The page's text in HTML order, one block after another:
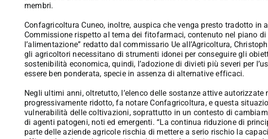
membri.
Confagricoltura Cuneo, inoltre, auspica che venga presto tradotto in
Commissione rispetto al tema dei fitofarmaci, contenuto nel piano di
l’alimentazione” redatto dal commissario Ue all’Agricoltura,
gli agricoltori necessitano di strumenti idonei per conseguire gli
sostenibilità economica, quindi, l’adozione di divieti più severi per
essere ben ponderata, specie in assenza di alternative efficaci.
Negli ultimi anni, oltretutto, l’elenco delle sostanze attive autorizzate
progressivamente ridotto, fa notare Confagricoltura, e questa
vulnerabilità delle coltivazioni, soprattutto in un contesto di
di agenti patogeni, noti ed emergenti. “La continua riduzione di
parte delle aziende agricole rischia di mettere a serio rischio la